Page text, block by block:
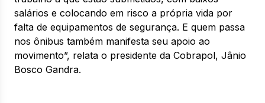
salários e colocando em risco a própria vida por
falta de equipamentos de segurança. E quem passa
nos ônibus também manifesta seu apoio ao
movimento”, relata o presidente da Cobrapol, Jânio
Bosco Gandra.